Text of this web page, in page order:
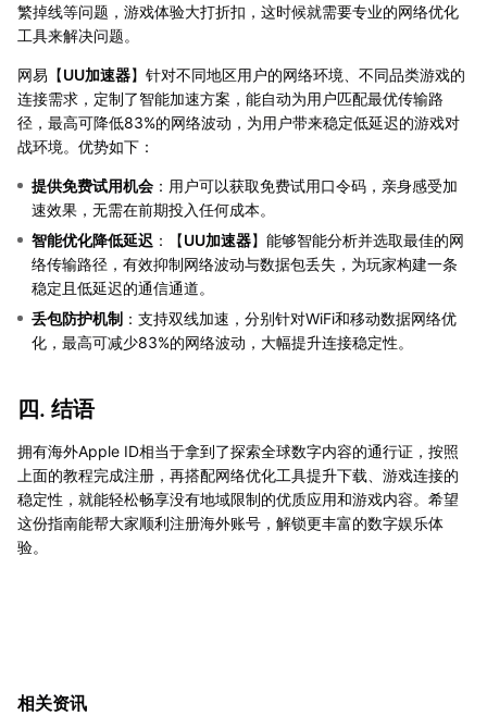
繁掉线等问题，游戏体验大打折扣，这时候就需要专业的网络优化
工具来解决问题。
网易【UU加速器】针对不同地区用户的网络环境、不同品类游戏的
连接需求，定制了智能加速方案，能自动为用户匹配最优传输路
径，最高可降低83%的网络波动，为用户带来稳定低延迟的游戏对
战环境。优势如下：
提供免费试用机会 ：用户可以获取免费试用口令码，亲身感受加
速效果，无需在前期投入任何成本。
智能优化降低延迟 ：【UU加速器】能够智能分析并选取最佳的网
络传输路径，有效抑制网络波动与数据包丢失，为玩家构建一条
稳定且低延迟的通信通道。
丢包防护机制 ：支持双线加速，分别针对WiFi和移动数据网络优
化，最高可减少83%的网络波动，大幅提升连接稳定性。
四. 结语
拥有海外Apple ID相当于拿到了探索全球数字内容的通行证，按照
上面的教程完成注册，再搭配网络优化工具提升下载、游戏连接的
稳定性，就能轻松畅享没有地域限制的优质应用和游戏内容。希望
这份指南能帮大家顺利注册海外账号，解锁更丰富的数字娱乐体
验。
相关资讯